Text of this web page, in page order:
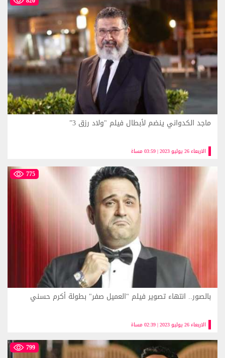
الاربعاء 26 يوليو 2023 | 03:59 مساءً
ماجد الكدواني ينضم لأبطال فيلم "ولاد رزق 3”
775
الاربعاء 26 يوليو 2023 | 02:39 مساءً
بالصور.. انتهاء تصوير فيلم "العميل صفر" بطولة أكرم حسني
799